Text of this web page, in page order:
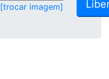
[trocar imagem]